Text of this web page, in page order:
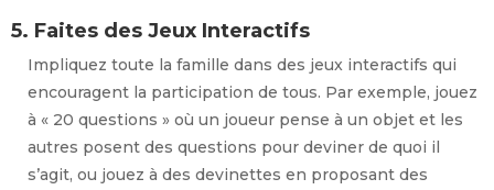
5. Faites des Jeux Interactifs
Impliquez toute la famille dans des jeux interactifs qui
encouragent la participation de tous. Par exemple, jouez
à « 20 questions » où un joueur pense à un objet et les
autres posent des questions pour deviner de quoi il
s’agit, ou jouez à des devinettes en proposant des